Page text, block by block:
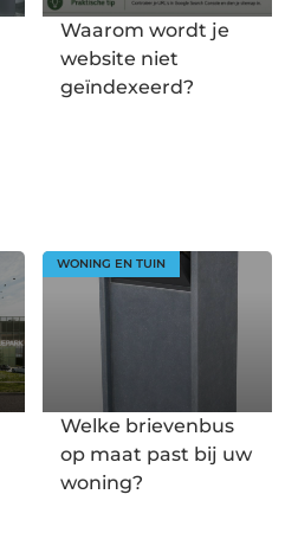
Waarom wordt je
website niet
geïndexeerd?
WONING EN TUIN
Welke brievenbus
op maat past bij uw
woning?